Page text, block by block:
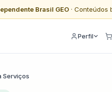
Brasil GEO· Conteúdos
Perfil
Serviços